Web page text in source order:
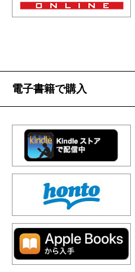
電子書籍で購入